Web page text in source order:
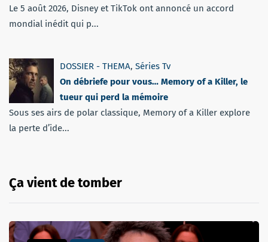
Le 5 août 2026, Disney et TikTok ont annoncé un accord
mondial inédit qui p...
DOSSIER - THEMA, Séries Tv
On débriefe pour vous… Memory of a Killer, le
tueur qui perd la mémoire
Sous ses airs de polar classique, Memory of a Killer explore
la perte d’ide...
Ça vient de tomber